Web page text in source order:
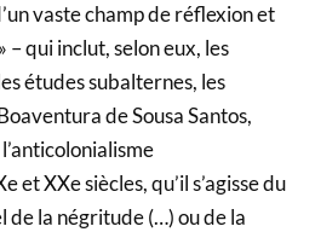
vaste champ de réflexion et
– qui inclut, selon eux, les
études subalternes, les
de Sousa Santos,
et XXe siècles, qu’il s’agisse du
la négritude (…) ou de la